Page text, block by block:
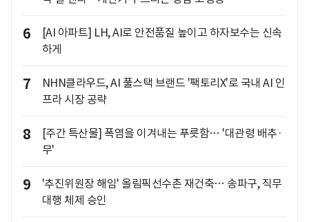
6
[AI 아파트] LH, AI로 안전품질 높이고 하자보수는 신속
하게
7
NHN클라우드, AI 풀스택 브랜드 '팩토리X'로 국내 AI 인
프라 시장 공략
8
[주간 특산물] 폭염을 이겨내는 푸릇함… '대관령 배추·
무'
9
'추진위원장 해임' 올림픽선수촌 재건축… 송파구, 직무
대행 체제 승인